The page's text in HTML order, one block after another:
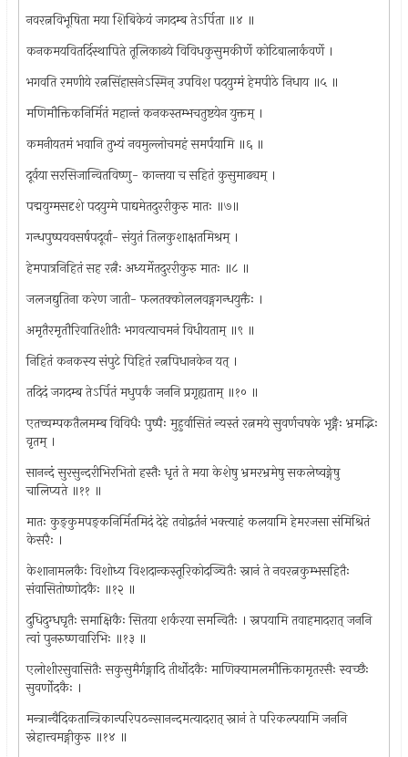
नवरत्नविभूषिता मया शिबिकेयं जगदम्ब तेऽर्पिता ॥४ ॥
कनकमयवितर्दिस्थापिते तूलिकाढये विविधकुसुमकीर्णे कोटिबालार्कवर्णे ।
भगवति रमणीये रत्नसिंहासनेऽस्मिन् उपविश पदयुग्मं हेमपीठे निधाय ॥५ ॥
मणिमौक्तिकनिर्मितं महान्तं कनकस्तम्भचतुष्टयेन युक्तम् ।
कमनीयतमं भवानि तुभ्यं नवमुल्लोचमहं समर्पयामि ॥६ ॥
दूर्वया सरसिजान्वितविष्णु- कान्तया च सहितं कुसुमाढ्यम् ।
पद्मयुग्मसदृशे पदयुग्मे पाद्यमेतदुररीकुरु मातः ॥७॥
गन्धपुष्पयवसर्षपदूर्वा- संयुतं तिलकुशाक्षतमिश्रम् ।
हेमपात्रनिहितं सह रत्नैः अध्यर्मेतदुररीकुरु मातः ॥८ ॥
जलजद्युतिना करेण जाती- फलतक्कोललवङ्गगन्धयुक्तैः ।
अमृतैरमृतौरिवातिशीतैः भगवत्याचमनं विधीयताम् ॥९ ॥
निहितं कनकस्य संपुटे पिहितं रत्नपिधानकेन यत् ।
तदिदं जगदम्ब तेऽर्पितं मधुपर्कं जननि प्रगृह्यताम् ॥१० ॥
एतच्चम्पकतैलमम्ब विविधैः पुष्पैः मुहुर्वासितं न्यस्तं रत्नमये सुवर्णचषके भृङ्गैः भ्रमद्भिः
वृतम् ।
सानन्दं सुरसुन्दरीभिरभितो हस्तैः धृतं ते मया केशेषु भ्रमरभ्रमेषु सकलेष्वङ्गेषु
चालिप्यते ॥११ ॥
मातः कुङ्कुमपङ्कनिर्मितमिदं देहे तवोद्वर्तनं भक्त्याहं कलयामि हेमरजसा संमिश्रितं
केसरैः ।
केशानामलकैः विशोध्य विशदान्कस्तूरिकोदञ्चितैः स्नानं ते नवरत्नकुम्भसहितैः
संवासितोष्णोदकैः ॥१२ ॥
दुधिदुग्धघृतैः समाक्षिकैः सितया शर्करया समन्वितैः । स्नपयामि तवाहमादरात् जननि
त्वां पुनरुष्णवारिभिः ॥१३ ॥
एलोशीरसुवासितैः सकुसुमैर्गङ्गादि तीर्थोदकैः माणिक्यामलमौक्तिकामृतरसैः स्वच्छैः
सुवर्णोदकैः ।
मन्त्रान्वैदिकतान्त्रिकान्परिपठन्सानन्दमत्यादरात् स्नानं ते परिकल्पयामि जननि
स्नेहात्त्वमङ्गीकुरु ॥१४ ॥